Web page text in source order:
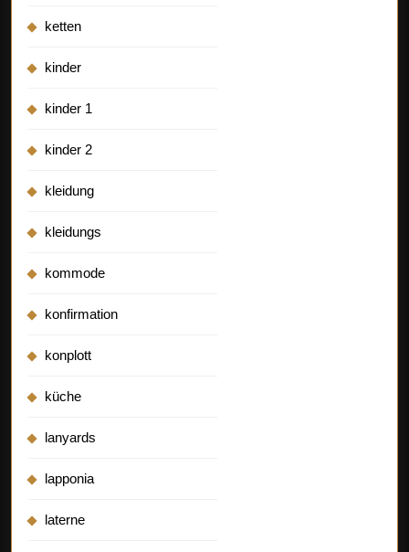
ketten
kinder
kinder 1
kinder 2
kleidung
kleidungs
kommode
konfirmation
konplott
küche
lanyards
lapponia
laterne